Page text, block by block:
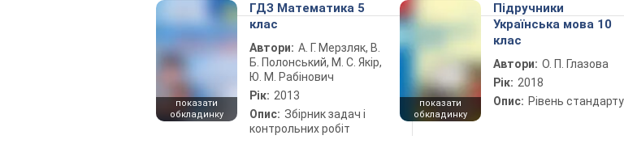
показати
обкладинку
ГДЗ Математика 5
клас
Автори: А. Г. Мерзляк, В.
Б. Полонський, М. С. Якір,
Ю. М. Рабінович
Рік: 2013
Опис: Збірник задач і
контрольних робіт
показати
обкладинку
Підручники
Українська мова 10
клас
Автори: О. П. Глазова
Рік: 2018
Опис: Рівень стандарту